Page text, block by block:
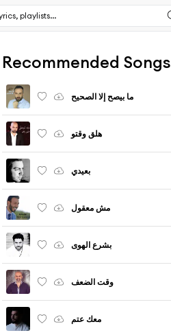
Recommended Songs
ما بيصح إلا الصحيح
هلق وقتو
بعيدي
مش معقول
بشرع الهوى
وقت الضعف
معك عتم